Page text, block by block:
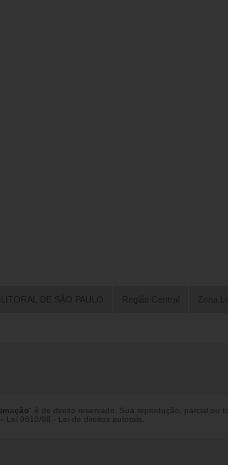
LITORAL DE SÃO PAULO Região Central Zona
" é de direito reservado. Sua reprodução, parcial ou
Lei 9610/98 - Lei de direitos autorais